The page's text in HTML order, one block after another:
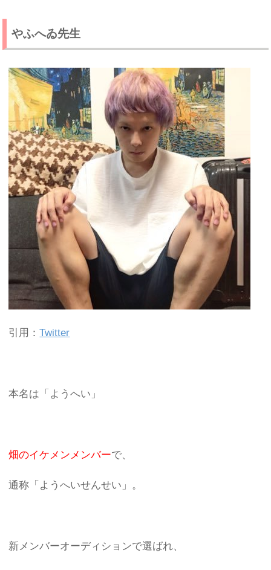
やふへゐ先生
引用：Twitter
本名は「ようへい」
畑のイケメンメンバーで、
通称「ようへいせんせい」。
新メンバーオーディションで選ばれ、